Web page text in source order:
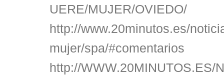
UERE/MUJER/OVIEDO/
http://www.20minutos.es/
mujer/spa/#comentarios
http://WWW.20MINUTOS.ES/